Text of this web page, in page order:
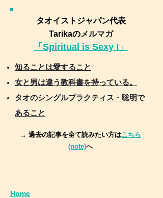
タオイストジャパン代表
Tarikaのメルマガ
「Spiritual is Sexy !」
知ることは愛すること
女と男は違う教科書を持っている。
タオのシングルプラクティス・聡明で
あること
→ 過去の記事を全て読みたい方はこちら
(note)へ
Home